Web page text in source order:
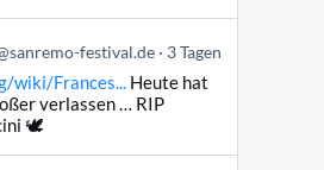
festival.de 3 Tagen
wiki/Frances...Heute hat
verlassen … RIP
🕊️